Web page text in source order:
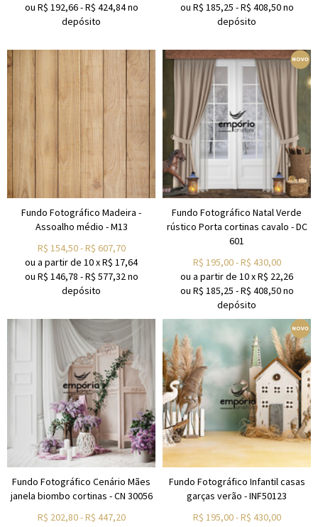
ou R$ 192,66-R$ 424,84no
depósito
ou R$ 185,25 -R$ 408,50no
depósito
Fundo Fotográfico Madeira -
Assoalho médio - M13
R$ 154,50-R$ 607,70
ou a partir de 10xR$ 17,64
ou R$ 146,78 -R$ 577,32no
depósito
Fundo Fotográfico Natal Verde
rústico Porta cortinas cavalo - DC
601
R$ 195,00-R$ 430,00
ou a partir de 10xR$ 22,26
ou R$ 185,25 -R$ 408,50no
depósito
Fundo Fotográfico Cenário Mães
janela biombo cortinas - CN 30056
R$ 202,80-R$ 447,20
Fundo Fotográfico Infantil casas
garças verão - INF50123
R$ 195,00-R$ 430,00